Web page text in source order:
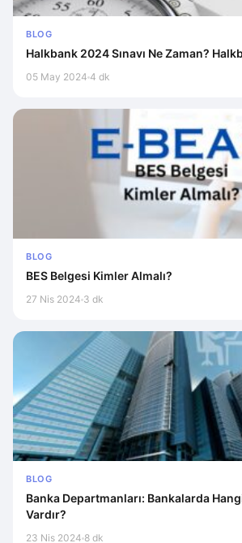
BLOG
Halkbank 2024 Sınavı Ne Zaman?
05 May 2024 4 dk
BLOG
BES Belgesi Kimler Almalı?
27 Nis 2024 3 dk
BLOG
Banka Departmanları: Bankalarda
Vardır?
23 Nis 2024 8 dk